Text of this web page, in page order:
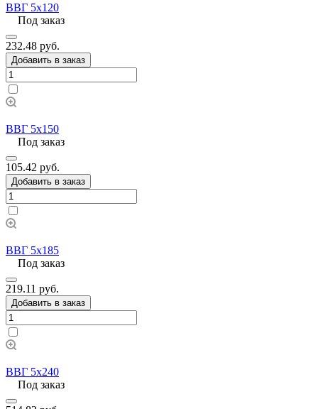
ВВГ 5х120
Под заказ
232.48 руб.
Добавить в заказ
ВВГ 5х150
Под заказ
105.42 руб.
Добавить в заказ
ВВГ 5х185
Под заказ
219.11 руб.
Добавить в заказ
ВВГ 5х240
Под заказ